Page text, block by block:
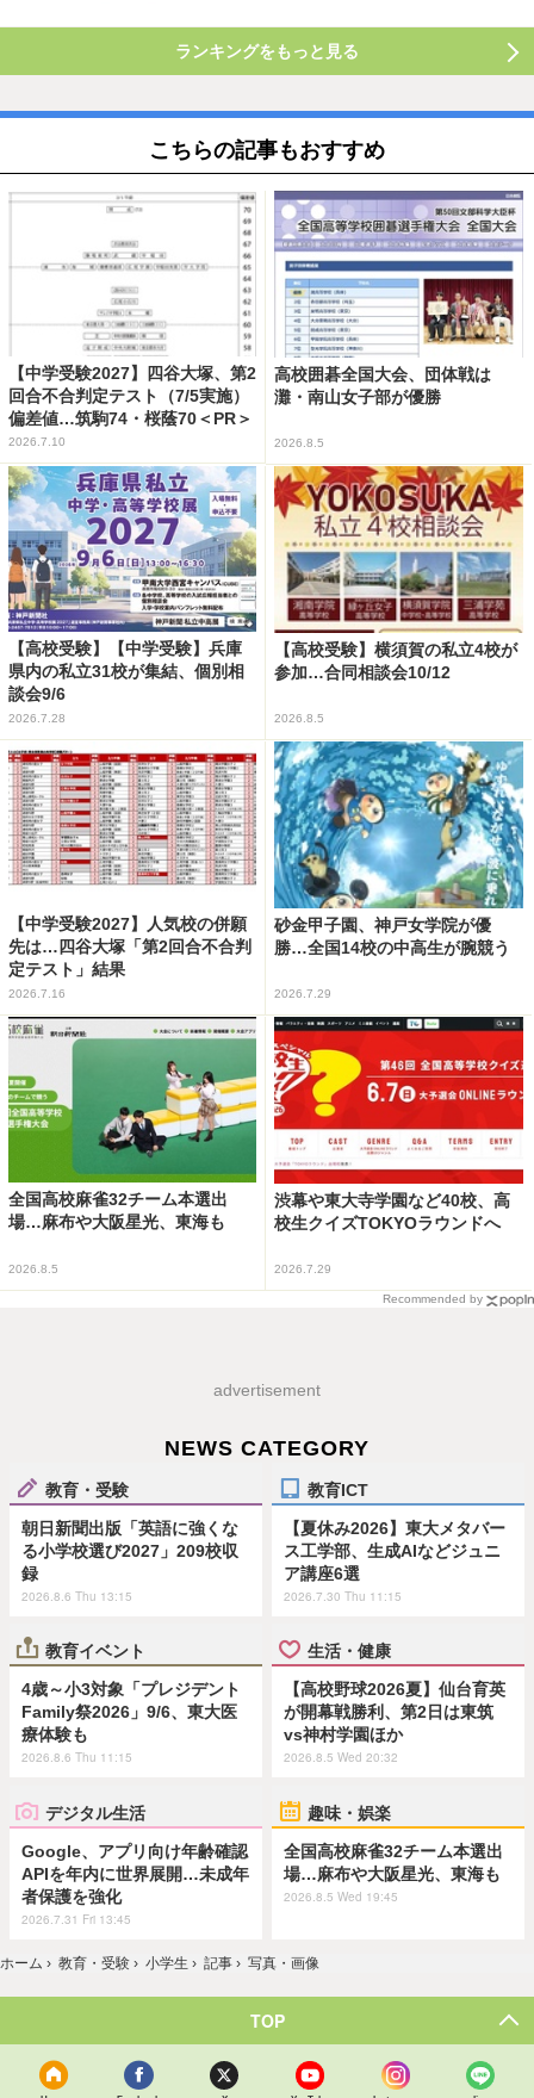
ランキングをもっと見る
こちらの記事もおすすめ
【中学受験2027】四谷大塚、第2
回合不合判定テスト（7/5実施）
偏差値…筑駒74・桜蔭70＜PR＞
2026.7.10
高校囲碁全国大会、団体戦は
灘・南山女子部が優勝
2026.8.5
【高校受験】【中学受験】兵庫
県内の私立31校が集結、個別相
談会9/6
2026.7.28
【高校受験】横須賀の私立4校が
参加…合同相談会10/12
2026.8.5
【中学受験2027】人気校の併願
先は…四谷大塚「第2回合不合判
定テスト」結果
2026.7.16
砂金甲子園、神戸女学院が優
勝…全国14校の中高生が腕競う
2026.7.29
全国高校麻雀32チーム本選出
場…麻布や大阪星光、東海も
2026.8.5
渋幕や東大寺学園など40校、高
校生クイズTOKYOラウンドへ
2026.7.29
Recommended by
advertisement
NEWS CATEGORY
教育・受験
朝日新聞出版「英語に強くな
る小学校選び2027」209校収
録
2026.8.6 Thu 13:15
教育ICT
【夏休み2026】東大メタバー
ス工学部、生成AIなどジュニ
ア講座6選
2026.7.30 Thu 11:15
教育イベント
4歳～小3対象「プレジデント
Family祭2026」9/6、東大医
療体験も
2026.8.6 Thu 11:15
生活・健康
【高校野球2026夏】仙台育英
が開幕戦勝利、第2日は東筑
vs神村学園ほか
2026.8.5 Wed 20:32
デジタル生活
Google、アプリ向け年齢確認
APIを年内に世界展開…未成年
者保護を強化
2026.7.31 Fri 13:45
趣味・娯楽
全国高校麻雀32チーム本選出
場…麻布や大阪星光、東海も
2026.8.5 Wed 19:45
ホーム › 教育・受験 › 小学生 › 記事 › 写真・画像
TOP